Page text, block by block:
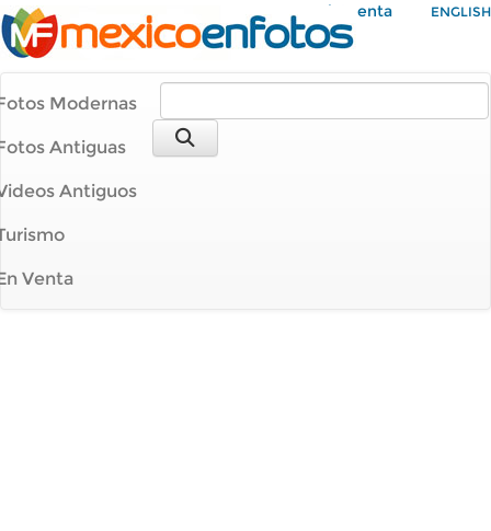
Mi Cuenta ENGLISH
Modernas
Antiguas
Antiguos
Venta